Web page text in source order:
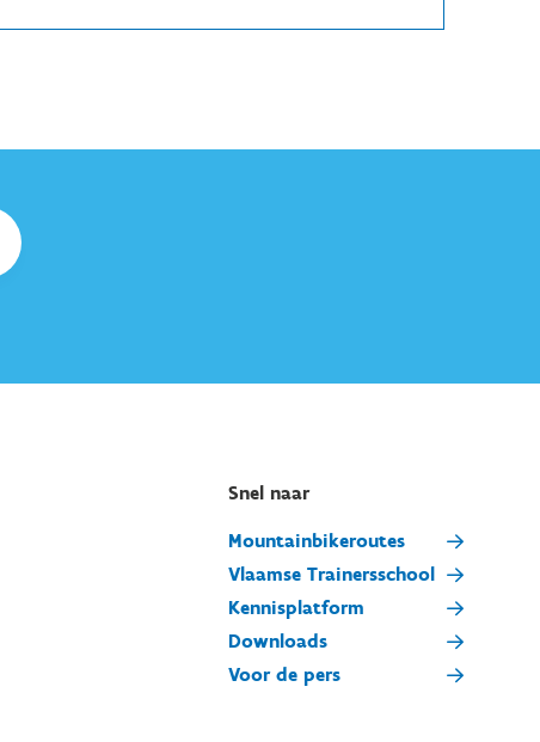
Snel naar
Mountainbikeroutes
Vlaamse Trainersschool
Kennisplatform
Downloads
Voor de pers